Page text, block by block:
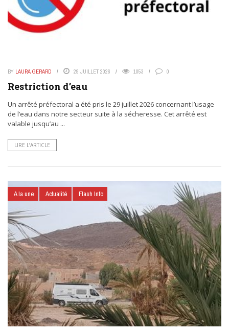
BY LAURA GERARD 29 JUILLET 2026 1053 0
Restriction d’eau
Un arrêté préfectoral a été pris le 29 juillet 2026 concernant l’usage
de l’eau dans notre secteur suite à la sécheresse. Cet arrêté est
valable jusqu’au ...
LIRE L’ARTICLE
A la une Actualité Flash Info